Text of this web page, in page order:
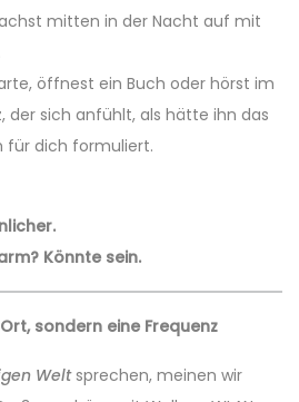
mitten in der Nacht auf mit
öffnest ein Buch oder hörst im
der sich anfühlt, als hätte ihn das
für dich formuliert.
Könnte sein.
sondern eine Frequenz
Weltsprechen, meinen wir